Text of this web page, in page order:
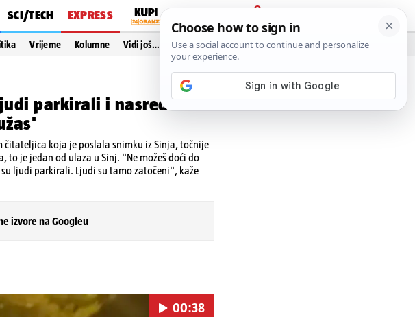
SCI/TECH EXPRESS
PRIJAVA
Vrijeme Kolumne Vidi još…
parkirali i nasred
čitateljica koja je poslala snimku iz Sinja, točnije
to je jedan od ulaza u Sinj. "Ne možeš doći do
ljudi parkirali. Ljudi su tamo zatočeni", kaže
izvore na Googleu
00:38